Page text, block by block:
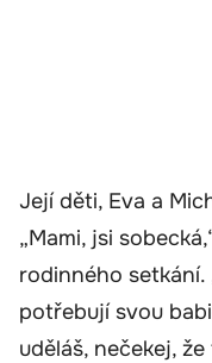
Její děti, Eva a
„Mami, jsi
rodinného
potřebují svou
uděláš, nečekej,